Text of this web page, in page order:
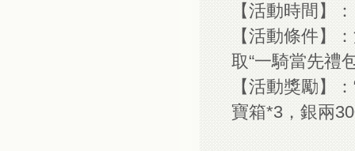
【活動時間】
【活動條件】
取“一騎當先禮
【活動獎勵】
寶箱*3，銀兩